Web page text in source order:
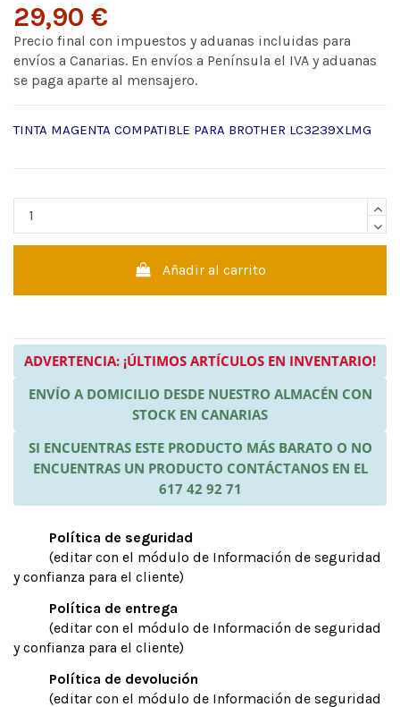
29,90 €
Precio final con impuestos y aduanas incluidas para
envíos a Canarias. En envíos a Península el IVA y aduanas
se paga aparte al mensajero.
TINTA MAGENTA COMPATIBLE PARA BROTHER LC3239XLMG
Añadir al carrito
ADVERTENCIA: ¡ÚLTIMOS ARTÍCULOS EN INVENTARIO!
ENVÍO A DOMICILIO DESDE NUESTRO ALMACÉN CON
STOCK EN CANARIAS
SI ENCUENTRAS ESTE PRODUCTO MÁS BARATO O NO
ENCUENTRAS UN PRODUCTO CONTÁCTANOS EN EL
617 42 92 71
Política de seguridad
(editar con el módulo de Información de seguridad
y confianza para el cliente)
Política de entrega
(editar con el módulo de Información de seguridad
y confianza para el cliente)
Política de devolución
(editar con el módulo de Información de seguridad